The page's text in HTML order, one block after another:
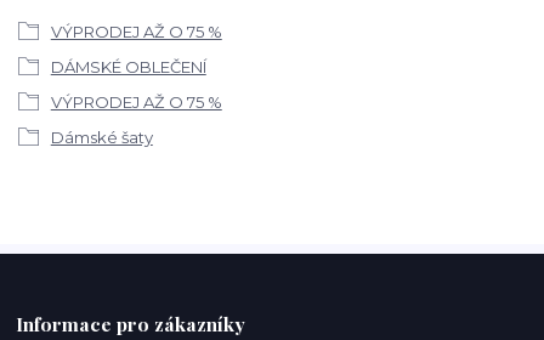
VÝPRODEJ AŽ O 75 %
DÁMSKÉ OBLEČENÍ
VÝPRODEJ AŽ O 75 %
Dámské šaty
Informace pro zákazníky